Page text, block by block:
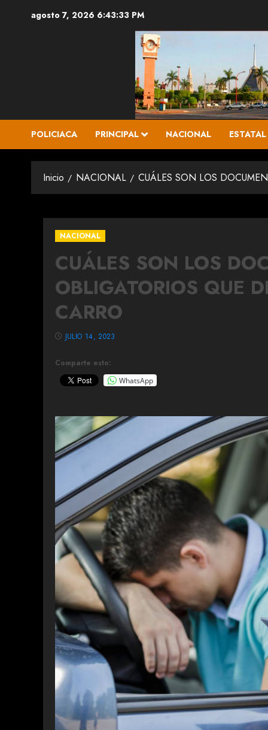
agosto 7, 2026 6:43:35 PM
POLICIACA PRINCIPAL NACIONAL ESTATAL
Inicio NACIONAL CUÁLES SON LOS
NACIONAL
CUÁLES SON LOS
OBLIGATORIOS QUE
CARRO
Comparte esto:
WhatsApp
JULIO 14, 2023